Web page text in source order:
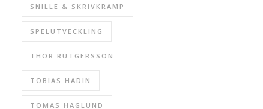
SNILLE & SKRIVKRAMP
SPELUTVECKLING
THOR RUTGERSSON
TOBIAS HADIN
TOMAS HAGLUND